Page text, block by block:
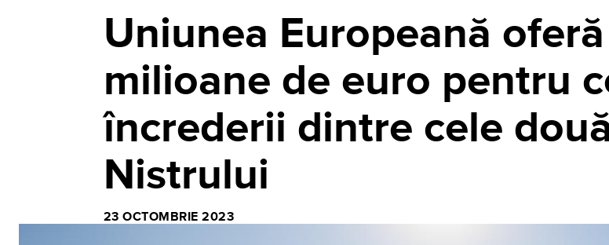
Uniunea Europeană
milioane de euro pentru
încrederii dintre cele
Nistrului
23 OCTOMBRIE 2023